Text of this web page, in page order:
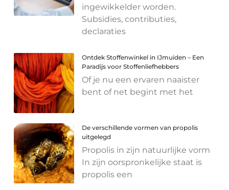
ingewikkelder worden.
Subsidies, contributies,
declaraties
Ontdek Stoffenwinkel in IJmuiden – Een
Paradijs voor Stoffenliefhebbers
Of je nu een ervaren naaister
bent of net begint met het
De verschillende vormen van propolis
uitgelegd
Propolis in zijn natuurlijke vorm
In zijn oorspronkelijke staat is
propolis een